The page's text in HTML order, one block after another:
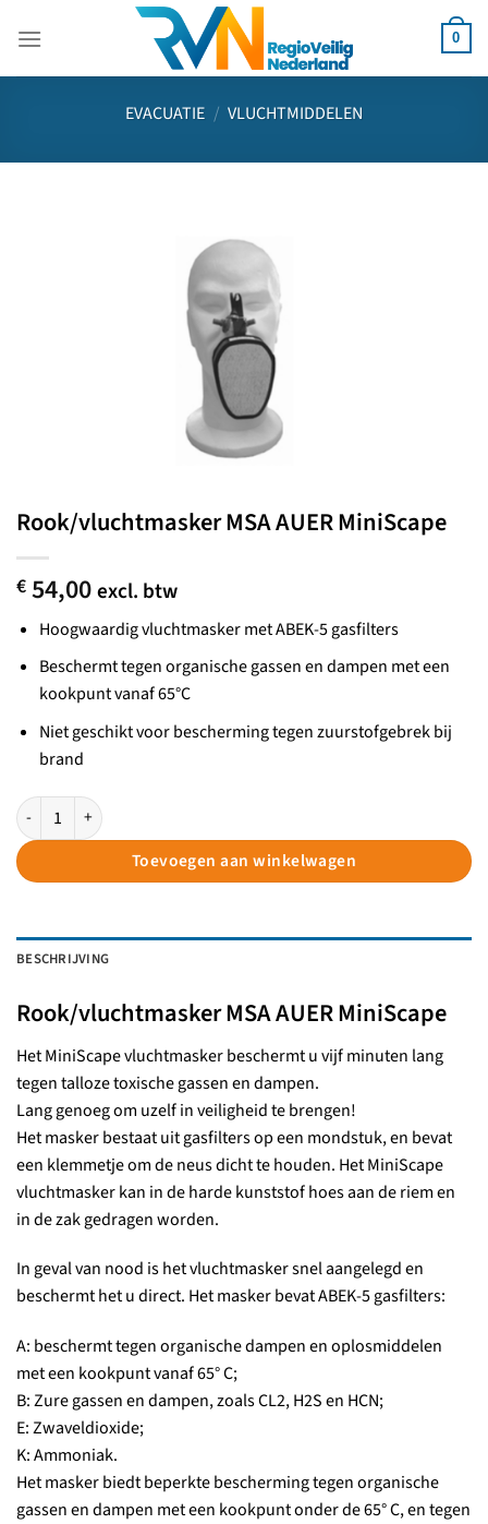
naar
0
EVACUATIE / VLUCHTMIDDELEN
Rook/vluchtmasker MSA AUER MiniScape
€ 54,00excl. btw
Hoogwaardig vluchtmasker met ABEK-5 gasfilters
Beschermt tegen organische gassen en dampen met een
kookpunt vanaf 65°C
Niet geschikt voor bescherming tegen zuurstofgebrek bij
brand
Rook/vluchtmasker MSA AUER MiniScape aantal
Toevoegen aan winkelwagen
BESCHRIJVING
Rook/vluchtmasker MSA AUER MiniScape
Het MiniScape vluchtmasker beschermt u vijf minuten lang
tegen talloze toxische gassen en dampen.
Lang genoeg om uzelf in veiligheid te brengen!
Het masker bestaat uit gasfilters op een mondstuk, en bevat
een klemmetje om de neus dicht te houden. Het MiniScape
vluchtmasker kan in de harde kunststof hoes aan de riem en
in de zak gedragen worden.
In geval van nood is het vluchtmasker snel aangelegd en
beschermt het u direct. Het masker bevat ABEK-5 gasfilters:
A: beschermt tegen organische dampen en oplosmiddelen
met een kookpunt vanaf 65° C;
B: Zure gassen en dampen, zoals CL2, H2S en HCN;
E: Zwaveldioxide;
K: Ammoniak.
Het masker biedt beperkte bescherming tegen organische
gassen en dampen met een kookpunt onder de 65° C, en tegen